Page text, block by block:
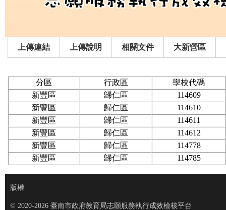
上傳連結 上傳說明 相關文件 大新營區
分區 行政區
學校代碼
新豐區
歸仁區
114609
新豐區
歸仁區
114610
新豐區
歸仁區
114611
新豐區
歸仁區
114612
新豐區
歸仁區
114778
新豐區
歸仁區 114785
版權
© 2020-2026 臺南市政府教育局志願服務執行成效檢核平台